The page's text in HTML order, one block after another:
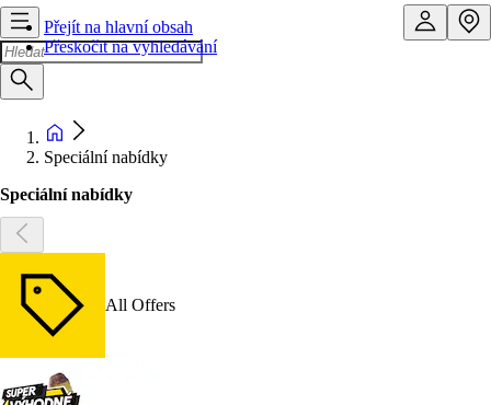
Přejít na hlavní obsah
Přeskočit na vyhledávání
Speciální nabídky
Speciální nabídky
All Offers